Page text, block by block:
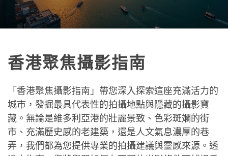
香港聚焦攝影指南
「香港聚焦攝影指南」帶您深入探索這座充滿活力的
城市，發掘最具代表性的拍攝地點與隱藏的攝影寶
藏。無論是維多利亞港的壯麗景致、色彩斑斕的街
市、充滿歷史感的老建築，還是人文氣息濃厚的巷
弄，我們都為您提供專業的拍攝建議與靈感來源。透